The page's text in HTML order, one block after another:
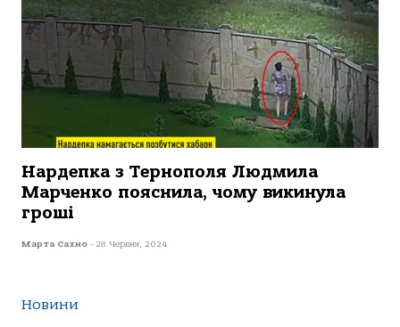
Нардепка з Тернополя Людмила
Марченко пояснила, чому викинула
гроші
Марта Сахно - 28 Червня, 2024
Новини